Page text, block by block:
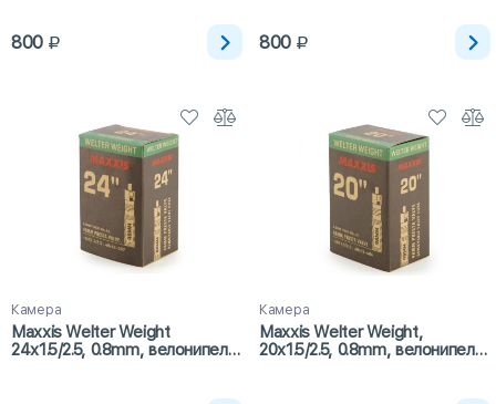
800 800
Камера
Maxxis Welter Weight
24x1.5/2.5, 0.8mm, велонипель,
Камера
Maxxis Welter Weight,
20x1.5/2.5, 0.8mm, велонипель,